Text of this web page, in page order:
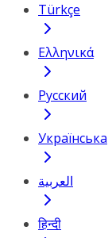
Türkçe
Ελληνικά
Русский
Українська
العربية
हिन्दी